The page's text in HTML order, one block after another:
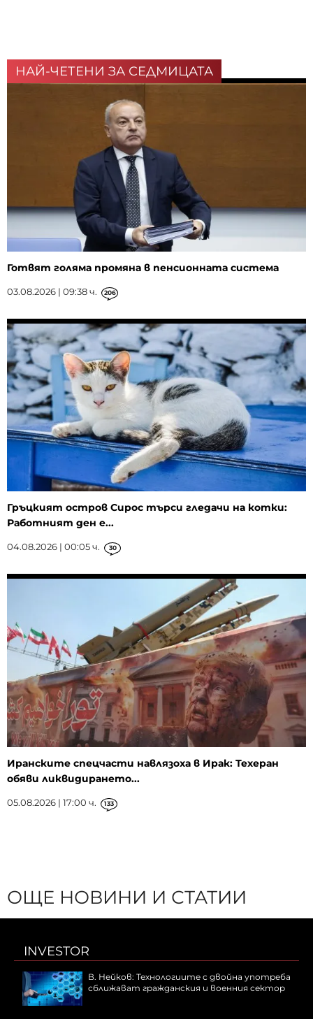
НАЙ-ЧЕТЕНИ ЗА СЕДМИЦАТА
Готвят голяма промяна в пенсионната система
03.08.2026 | 09:38 ч. 206
Гръцкият остров Сирос търси гледачи на котки:
Работният ден е...
04.08.2026 | 00:05 ч. 30
Иранските спецчасти навлязоха в Ирак: Техеран
обяви ликвидирането...
05.08.2026 | 17:00 ч. 133
ОЩЕ НОВИНИ И СТАТИИ
INVESTOR
В. Нейков: Технологиите с двойна употреба
сближават гражданския и военния сектор